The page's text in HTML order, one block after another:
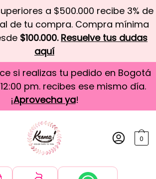
a $500.000 recibe 3% de
de tu compra. Compra mínima
$100.000. Resuelve tus dudas
aquí
si realizas tu pedido en Bogotá
pm. recibes ese mismo día.
¡Aprovecha ya!
0